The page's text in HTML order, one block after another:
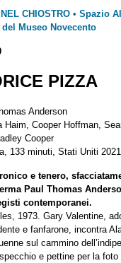
CHIOSTRO • Spazio
Museo Novecento
PIZZA
Anderson
Haim, Cooper Hoffman,
Cooper
133 minuti, Stati Uniti 2021
e tenero,
Paul Thomas
contemporanei.
1973. Gary Valentine,
e fanfarone, incontra
sul cammino
e pettine per la foto